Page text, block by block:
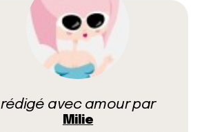
rédigé avec amour par
Milie